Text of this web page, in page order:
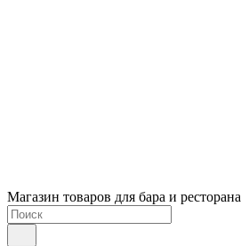
Магазин товаров для бара и ресторана